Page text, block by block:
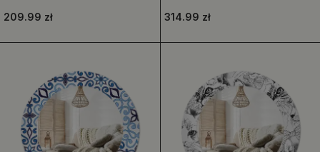
209.99 zł 314.99 zł